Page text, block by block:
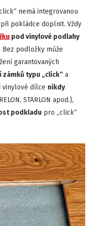
nemá integrovanou
pokládce doplnit. Vždy
pod vinylové podlahy
Bez podložky může
garantovaných
zámků typu „click“ a
vinylové dílce nikdy
STARLON apod.),
podkladu pro „click“